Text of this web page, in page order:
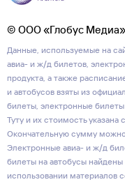
© ООО «Глобус
Данные, используемые на
авиа- и ж/д билетов,
продукта, а также
и автобусов взяты из
билеты, электронные
Туту и их стоимость указана
Окончательную сумму можно
Электронные авиа- и ж/д
билеты на автобусы
использовании материалов